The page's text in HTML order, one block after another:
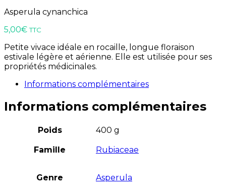
Asperula cynanchica
5,00€ TTC
Petite vivace idéale en rocaille, longue floraison
estivale légère et aérienne. Elle est utilisée pour ses
propriétés médicinales.
Informations complémentaires
Informations complémentaires
Poids 400 g
Famille Rubiaceae
Genre Asperula